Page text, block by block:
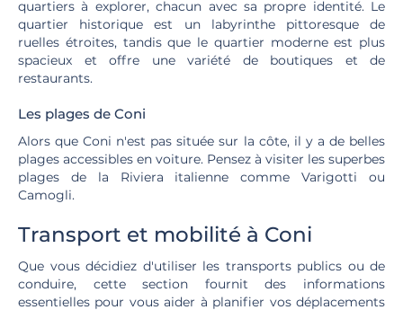
quartiers à explorer, chacun avec sa propre identité. Le
quartier historique est un labyrinthe pittoresque de
ruelles étroites, tandis que le quartier moderne est plus
spacieux et offre une variété de boutiques et de
restaurants.
Les plages de Coni
Alors que Coni n'est pas située sur la côte, il y a de belles
plages accessibles en voiture. Pensez à visiter les superbes
plages de la Riviera italienne comme Varigotti ou
Camogli.
Transport et mobilité à Coni
Que vous décidiez d'utiliser les transports publics ou de
conduire, cette section fournit des informations
essentielles pour vous aider à planifier vos déplacements